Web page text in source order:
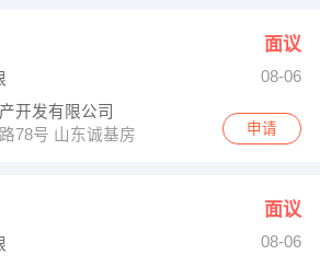
面议
08-06
开发有限公司
78号 山东诚基房地产开发有限公司
申请
面议
08-06